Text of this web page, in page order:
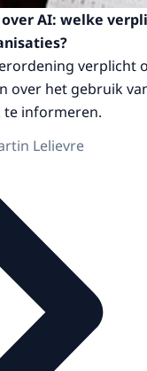
AI: welke
verplicht
over het gebruik
informeren.
Lelievre